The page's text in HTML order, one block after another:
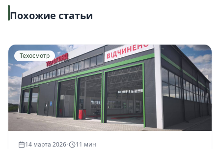
Похожие статьи
Техосмотр
14 марта 2026• 11 мин